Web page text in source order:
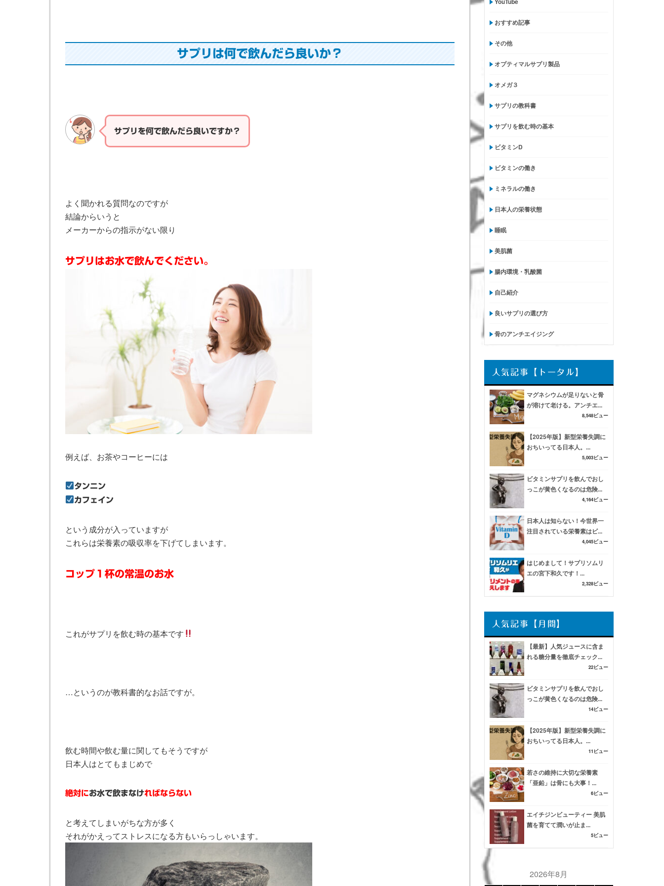
サプリは何で飲んだら良いか？
サプリを何で飲んだら良いですか？
よく聞かれる質問なのですが
結論からいうと
メーカーからの指示がない限り
サプリはお水で飲んでください。
例えば、お茶やコーヒーには
タンニン
カフェイン
という成分が入っていますが
これらは栄養素の吸収率を下げてしまいます。
コップ１杯の常温のお水
これがサプリを飲む時の基本です
…というのが教科書的なお話ですが。
飲む時間や飲む量に関してもそうですが
日本人はとてもまじめで
絶対にお水で飲まなければならない
と考えてしまいがちな方が多く
それがかえってストレスになる方もいらっしゃいます。
おすすめ記事
その他
オプティマルサプリ製品
オメガ３
サプリの教科書
サプリを飲む時の基本
ビタミンD
ビタミンの働き
ミネラルの働き
日本人の栄養状態
睡眠
美肌菌
腸内環境・乳酸菌
自己紹介
良いサプリの選び方
骨のアンチエイジング
人気記事【トータル】
マグネシウムが足りないと骨
が溶けて老ける。アンチエ...
8,548ビュー
【2025年版】新型栄養失調に
おちいってる日本人。...
5,003ビュー
ビタミンサプリを飲んでおし
っこが黄色くなるのは危険...
4,164ビュー
日本人は知らない！今世界一
注目されている栄養素はビ...
4,045ビュー
はじめまして！サプリソムリ
エの宮下和久です！...
2,328ビュー
人気記事【月間】
【最新】人気ジュースに含ま
れる糖分量を徹底チェック...
22ビュー
ビタミンサプリを飲んでおし
っこが黄色くなるのは危険...
14ビュー
【2025年版】新型栄養失調に
おちいってる日本人。...
11ビュー
若さの維持に大切な栄養素
「亜鉛」は骨にも大事！...
6ビュー
エイチジンビューティー 美肌
菌を育てて潤いが止ま...
5ビュー
2026年8月